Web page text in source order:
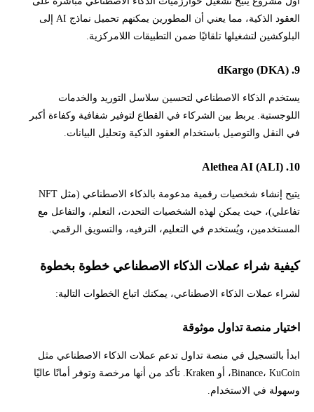
العقود الذكية، مما يعني أن المطورين يمكنهم تحميل نماذج AI إلى
البلوكشين لتشغيلها تلقائيًا ضمن التطبيقات اللامركزية.
9. dKargo (DKA)
يستخدم الذكاء الاصطناعي لتحسين سلاسل التوريد والخدمات
اللوجستية. يربط بين الشركاء في القطاع لتوفير شفافية وكفاءة أكبر
في النقل والتوصيل باستخدام العقود الذكية وتحليل البيانات.
10. Alethea AI (ALI)
يتيح إنشاء شخصيات رقمية مدعومة بالذكاء الاصطناعي (مثل NFT
تفاعلي)، حيث يمكن لهذه الشخصيات التحدث، التعلم، والتفاعل مع
المستخدمين، ويُستخدم في التعليم، الترفيه، والتسويق الرقمي.
كيفية شراء عملات الذكاء الاصطناعي خطوة بخطوة
لشراء عملات الذكاء الاصطناعي، يمكنك اتباع الخطوات التالية:
اختيار منصة تداول موثوقة
ابدأ بالتسجيل في منصة تداول تدعم عملات الذكاء الاصطناعي مثل
Binance، KuCoin، أو Kraken. تأكد من أنها مرخصة وتوفر أمانًا عاليًا
وسهولة في الاستخدام.